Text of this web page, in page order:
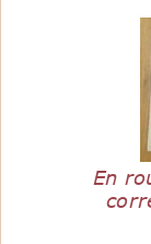
En